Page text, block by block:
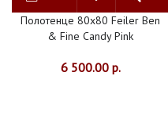
Полотенце 80x80 Feiler Ben
& Fine Candy Pink
6 500.00 р.